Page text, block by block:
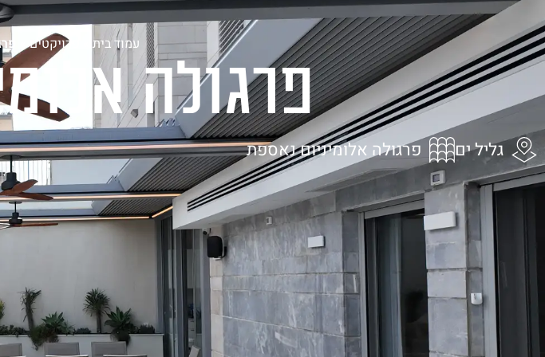
בית אודות מוצרים אדריכלים ומעצבים
עמוד בית פרויקטים»
פרגולה
גליל ים פרגולה אלומיניום נאספת